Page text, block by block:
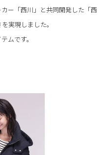
ー「西川」と共同開発した「西
実現しました。
ムです。